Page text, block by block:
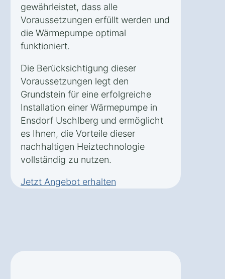
gewährleistet, dass alle
Voraussetzungen erfüllt werden und
die Wärmepumpe optimal
funktioniert.
Die Berücksichtigung dieser
Voraussetzungen legt den
Grundstein für eine erfolgreiche
Installation einer Wärmepumpe in
Ensdorf Uschlberg und ermöglicht
es Ihnen, die Vorteile dieser
nachhaltigen Heiztechnologie
vollständig zu nutzen.
Jetzt Angebot erhalten